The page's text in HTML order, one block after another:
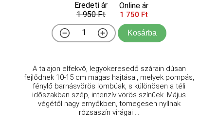
Eredeti ár
1 950 Ft
Online ár
1 750 Ft
Kosárba
A talajon elfekvő, legyökeresedő szárain dúsan
fejlődnek 10-15 cm magas hajtásai, melyek pompás,
fénylő barnásvörös lombúak, s különösen a téli
időszakban szép, intenzív vörös színűek. Május
végétől nagy ernyőkben, tömegesen nyílnak
rózsaszín virágai ...